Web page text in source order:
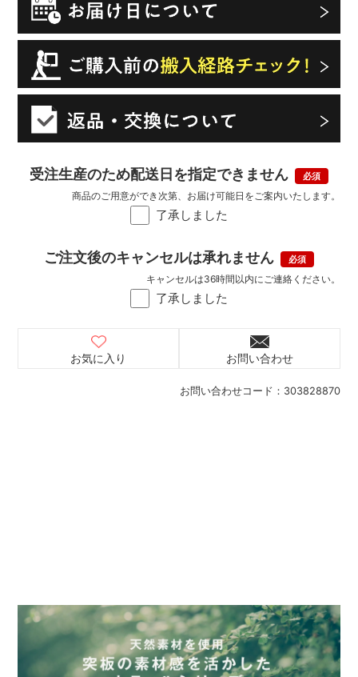
お問い合わせコード： 303828870
受注生産のため配送日を指定できません
了承しました
商品のご用意ができ次第、お届け可能日をご案内いたします。
ご注文後のキャンセルは承れません
了承しました
キャンセルは36時間以内にご連絡ください。
お気に入り お問い合わせ